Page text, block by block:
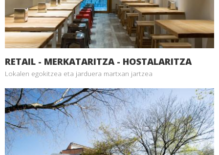
RETAIL - MERKATARITZA - HOSTALARITZA
Lokalen egokitzea eta jarduera martxan jartzea